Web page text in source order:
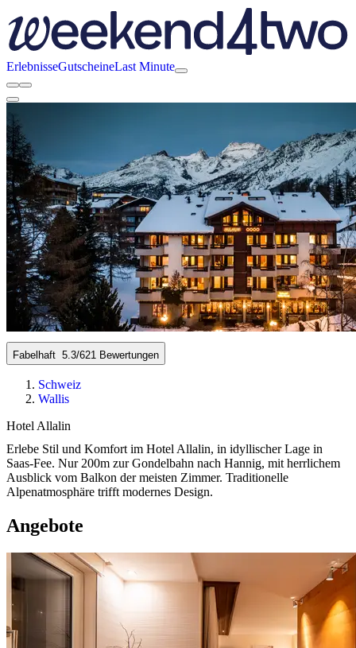
ErlebnisseGutscheineLast Minute
Fabelhaft 5.3/621 Bewertungen
Schweiz
Wallis
Hotel Allalin
Erlebe Stil und Komfort im Hotel Allalin, in idyllischer Lage in
Saas-Fee. Nur 200m zur Gondelbahn nach Hannig, mit herrlichem
Ausblick vom Balkon der meisten Zimmer. Traditionelle
Alpenatmosphäre trifft modernes Design.
Angebote